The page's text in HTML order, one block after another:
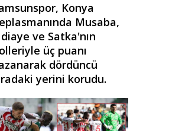
Konya
Musaba,
ve Satka'nın
üç puanı
dördüncü
yerini korudu.